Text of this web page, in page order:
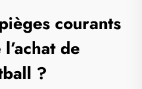
courants
de
?